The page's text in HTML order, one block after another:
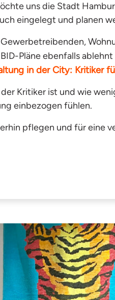
uns die Stadt
eingelegt und planen
Pläne ebenfalls
in der City: Kritiker
Kritiker ist und wie
einbezogen fühlen.
pflegen und für eine